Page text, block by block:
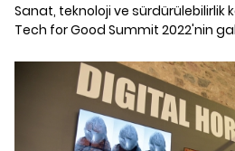
Sanat, teknoloji ve sürdürülebilirlik
Tech for Good Summit 2022'nin